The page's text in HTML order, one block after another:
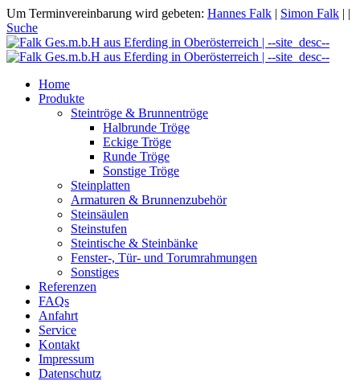
Um Terminvereinbarung wird gebeten: Hannes Falk | Simon Falk | |
Suche
Home
Produkte
Steintröge & Brunnentröge
Halbrunde Tröge
Eckige Tröge
Runde Tröge
Sonstige Tröge
Steinplatten
Armaturen & Brunnenzubehör
Steinsäulen
Steinstufen
Steintische & Steinbänke
Fenster-, Tür- und Torumrahmungen
Sonstiges
Referenzen
FAQs
Anfahrt
Service
Kontakt
Impressum
Datenschutz